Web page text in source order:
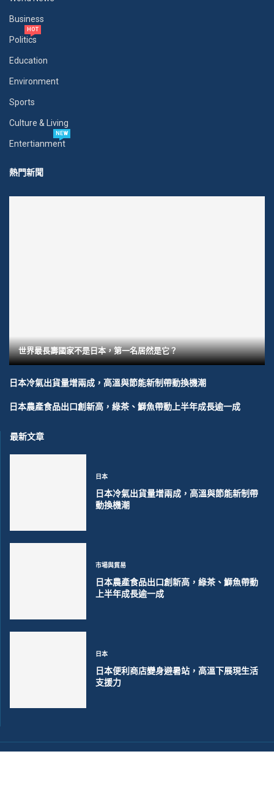
Business
Politics
HOT
Education
Environment
Sports
Culture & Living
Entertianment
NEW
熱門新聞
世界最長壽國家不是日本，第一名居然是它？
日本冷氣出貨量增兩成，高溫與節能新制帶動換機潮
日本農產食品出口創新高，綠茶、鰤魚帶動上半年成長逾一成
最新文章
日本
日本冷氣出貨量增兩成，高溫與節能新制帶
動換機潮
市場與貿易
日本農產食品出口創新高，綠茶、鰤魚帶動
上半年成長逾一成
日本
日本便利商店變身避暑站，高溫下展現生活
支援力